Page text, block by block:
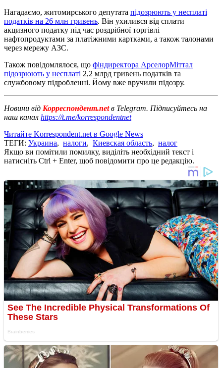
Нагадаємо, житомирського депутата підозрюють у несплаті
податків на 26 млн гривень. Він ухилився від сплати
акцизного податку під час роздрібної торгівлі
нафтопродуктами за платіжними картками, а також талонами
через мережу АЗС.
Також повідомлялося, що фіндиректора АрселорМіттал
підозрюють у несплаті 2,2 млрд гривень податків та
службовому підробленні. Йому вже вручили підозру.
Новини від Корреспондент.netв Telegram. Підписуйтесь на
наш канал https://t.me/korrespondentnet
Читайте Korrespondent.net в Google News
ТЕГИ: Украина, налоги, Киевская область, налог
Якщо ви помітили помилку, виділіть необхідний текст і
натисніть Ctrl + Enter, щоб повідомити про це редакцію.